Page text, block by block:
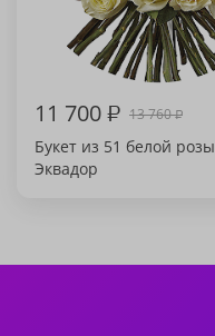
11 700₽ 13 760₽
Букет из 51 белой розы
Эквадор